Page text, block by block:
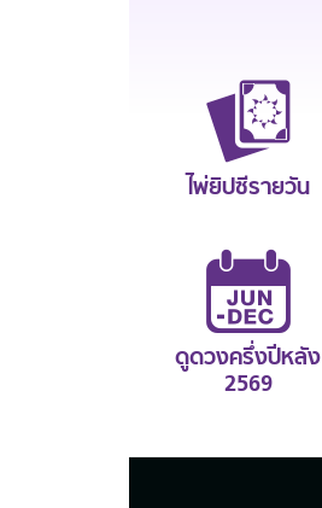
ไพ่ยิปซีรายวัน
ดูดวงครึ่งปีหลัง
2569